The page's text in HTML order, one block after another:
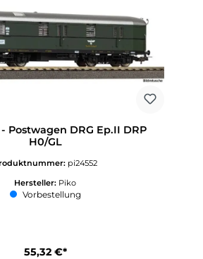
- Postwagen DRG Ep.II DRP
H0/GL
pi24552
Hersteller: Piko
Vorbestellung
55,32 €*